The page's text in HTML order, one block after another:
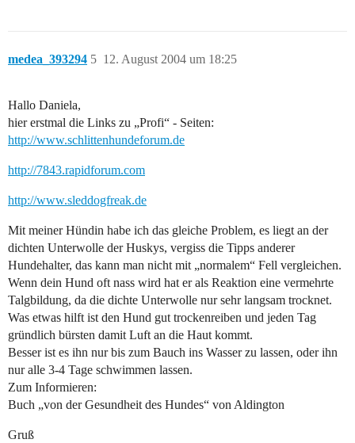
medea_393294 12. August 2004 um 18:25
5
Hallo Daniela,
hier erstmal die Links zu „Profi“ - Seiten:
http://www.schlittenhundeforum.de
http://7843.rapidforum.com
http://www.sleddogfreak.de
Mit meiner Hündin habe ich das gleiche Problem, es liegt an der
dichten Unterwolle der Huskys, vergiss die Tipps anderer
Hundehalter, das kann man nicht mit „normalem“ Fell vergleichen.
Wenn dein Hund oft nass wird hat er als Reaktion eine vermehrte
Talgbildung, da die dichte Unterwolle nur sehr langsam trocknet.
Was etwas hilft ist den Hund gut trockenreiben und jeden Tag
gründlich bürsten damit Luft an die Haut kommt.
Besser ist es ihn nur bis zum Bauch ins Wasser zu lassen, oder ihn
nur alle 3-4 Tage schwimmen lassen.
Zum Informieren:
Buch „von der Gesundheit des Hundes“ von Aldington
Gruß